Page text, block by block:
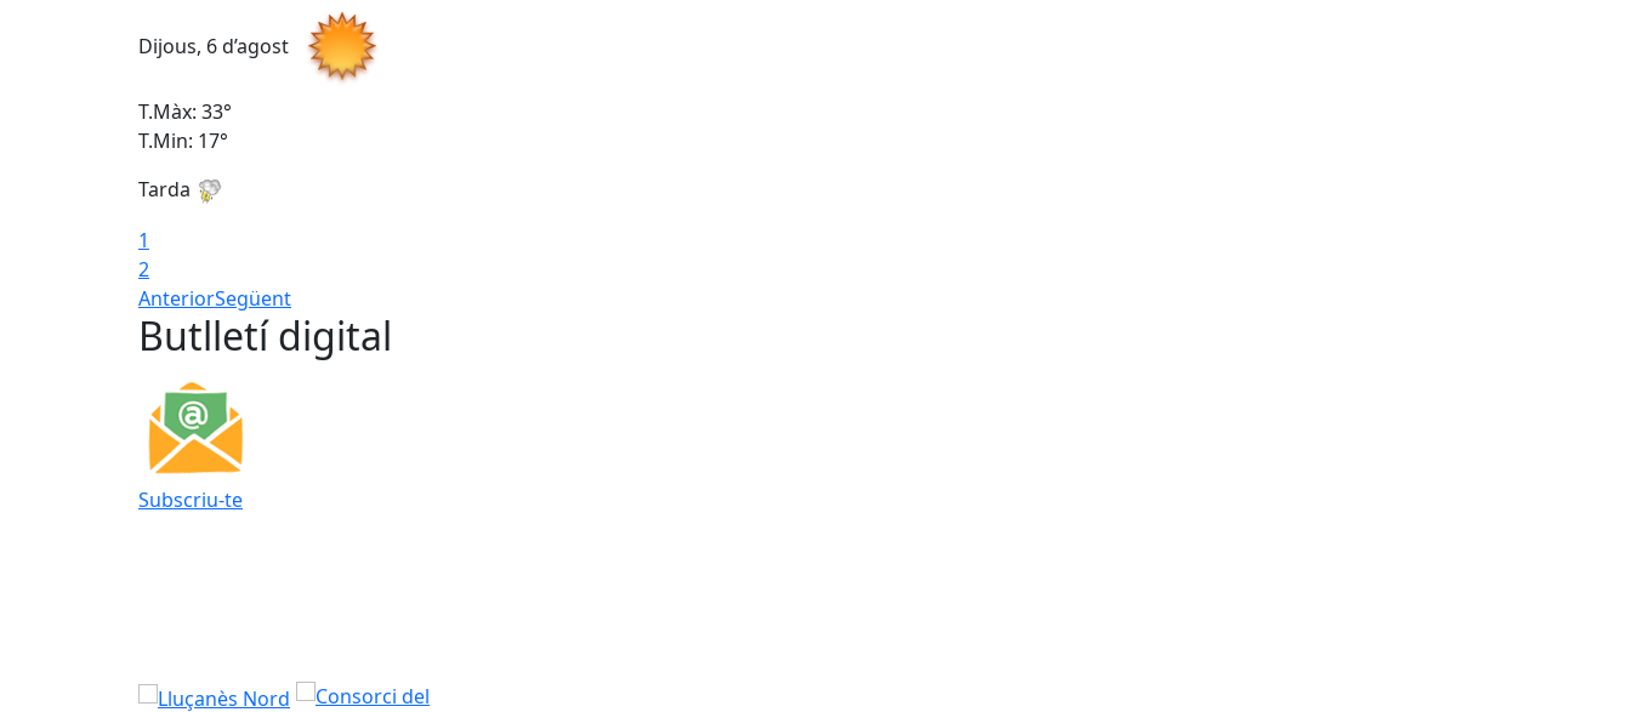
Dijous, 6 d’agost
T.Màx: 33°
T.Min: 17°
Tarda
1
2
AnteriorSegüent
Butlletí digital
Subscriu-te